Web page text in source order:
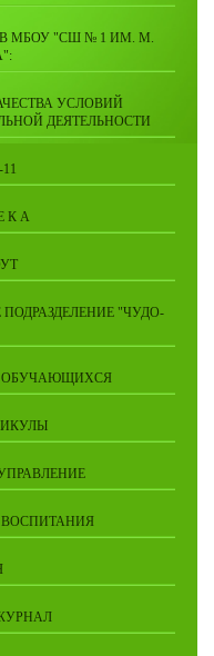
МБОУ "СШ № 1 ИМ. М.
УСЛОВИЙ
ДЕЯТЕЛЬНОСТИ
К А
"ЧУДО-
ОБУЧАЮЩИХСЯ